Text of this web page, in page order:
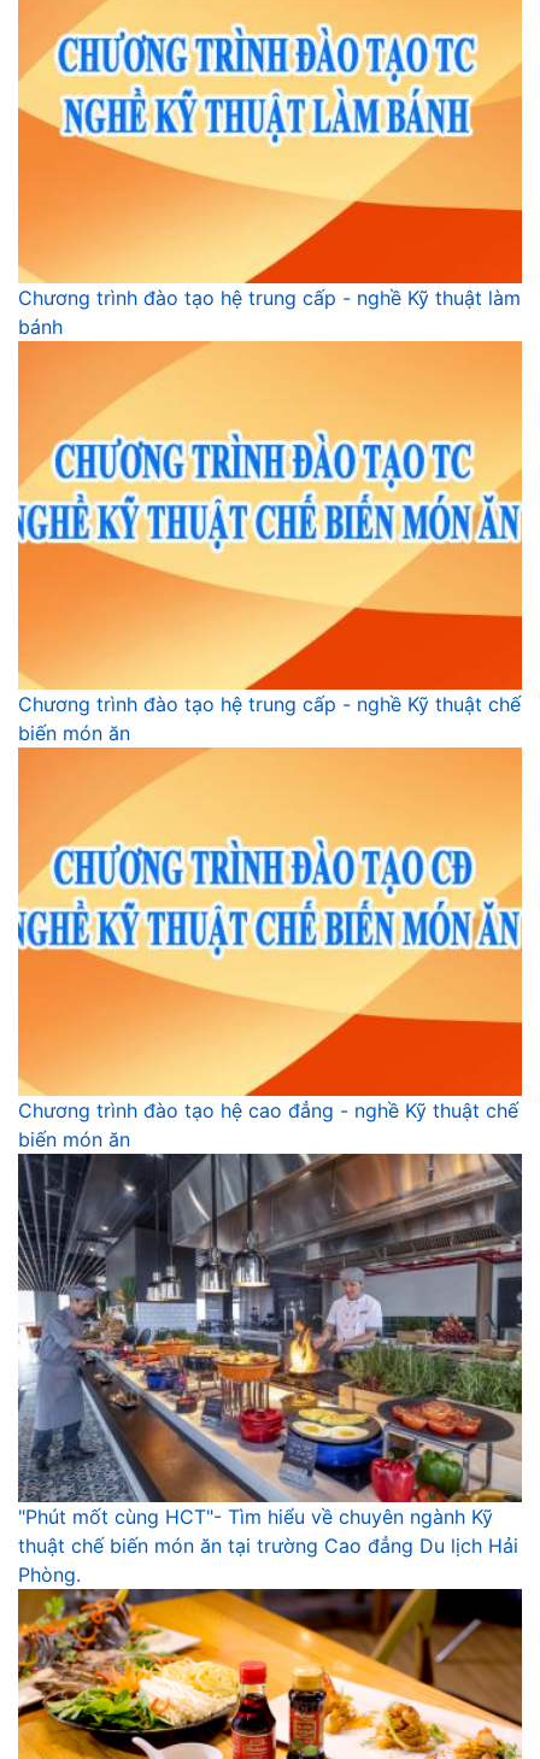
Chương trình đào tạo hệ trung cấp - nghề Kỹ thuật làm
bánh
Chương trình đào tạo hệ trung cấp - nghề Kỹ thuật chế
biến món ăn
Chương trình đào tạo hệ cao đẳng - nghề Kỹ thuật chế
biến món ăn
"Phút mốt cùng HCT"- Tìm hiểu về chuyên ngành Kỹ
thuật chế biến món ăn tại trường Cao đẳng Du lịch Hải
Phòng.